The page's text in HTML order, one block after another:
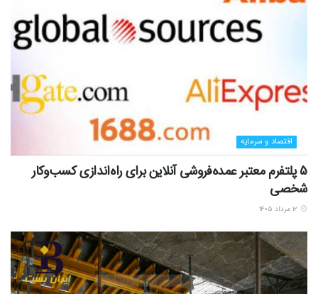
اقتصاد و سرمایه
5 پلتفرم معتبر عمده‌فروشی آنلاین برای راه‌اندازی کسب‌وکار
شخصی